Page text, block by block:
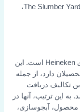
طول متناظر برنامه چرخش مهم است. در The Slumber Yard،
دومین مثال چرخش شغلی ما از آبجو هلندی Heineken است. این
دارد، از جمله
تکالیف دریافت
طول می کشد. به این ترتیب، آنها در
محصول، آبجوسازی،